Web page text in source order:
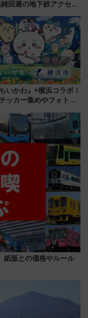
回避の地下鉄アクセス
しむ仙台観光ルートま
いかわ』×横浜コラボ！
ッカー集めやフォトス
しよう（花火鑑賞会応
まで！）
紙版との価格やルール